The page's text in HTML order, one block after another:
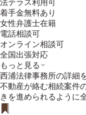
法テラス利用可
着手金無料あり
女性弁護士在籍
電話相談可
オンライン相談可
全国出張対応
もっと見る
西浦法律事務所の詳細
不動産が絡む相続案件
きを進められるように